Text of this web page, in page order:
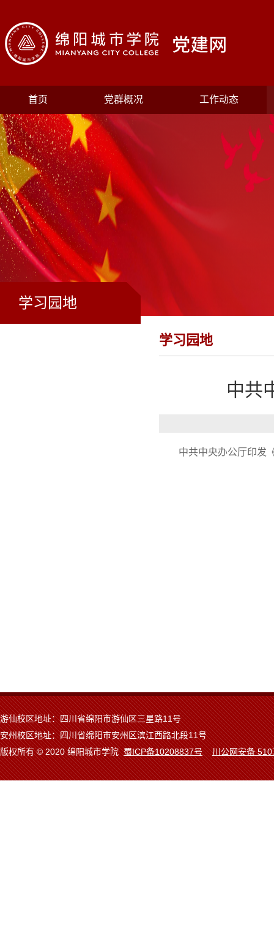
首页 党群概况 工作动态
学习园地
学习园地
中共
中共中央办公厅印发
游仙校区地址：四川省绵阳市游仙区三星路11号
安州校区地址：四川省绵阳市安州区滨江西路北段11号
版权所有 © 2020 绵阳城市学院蜀ICP备10208837号 川公网安备